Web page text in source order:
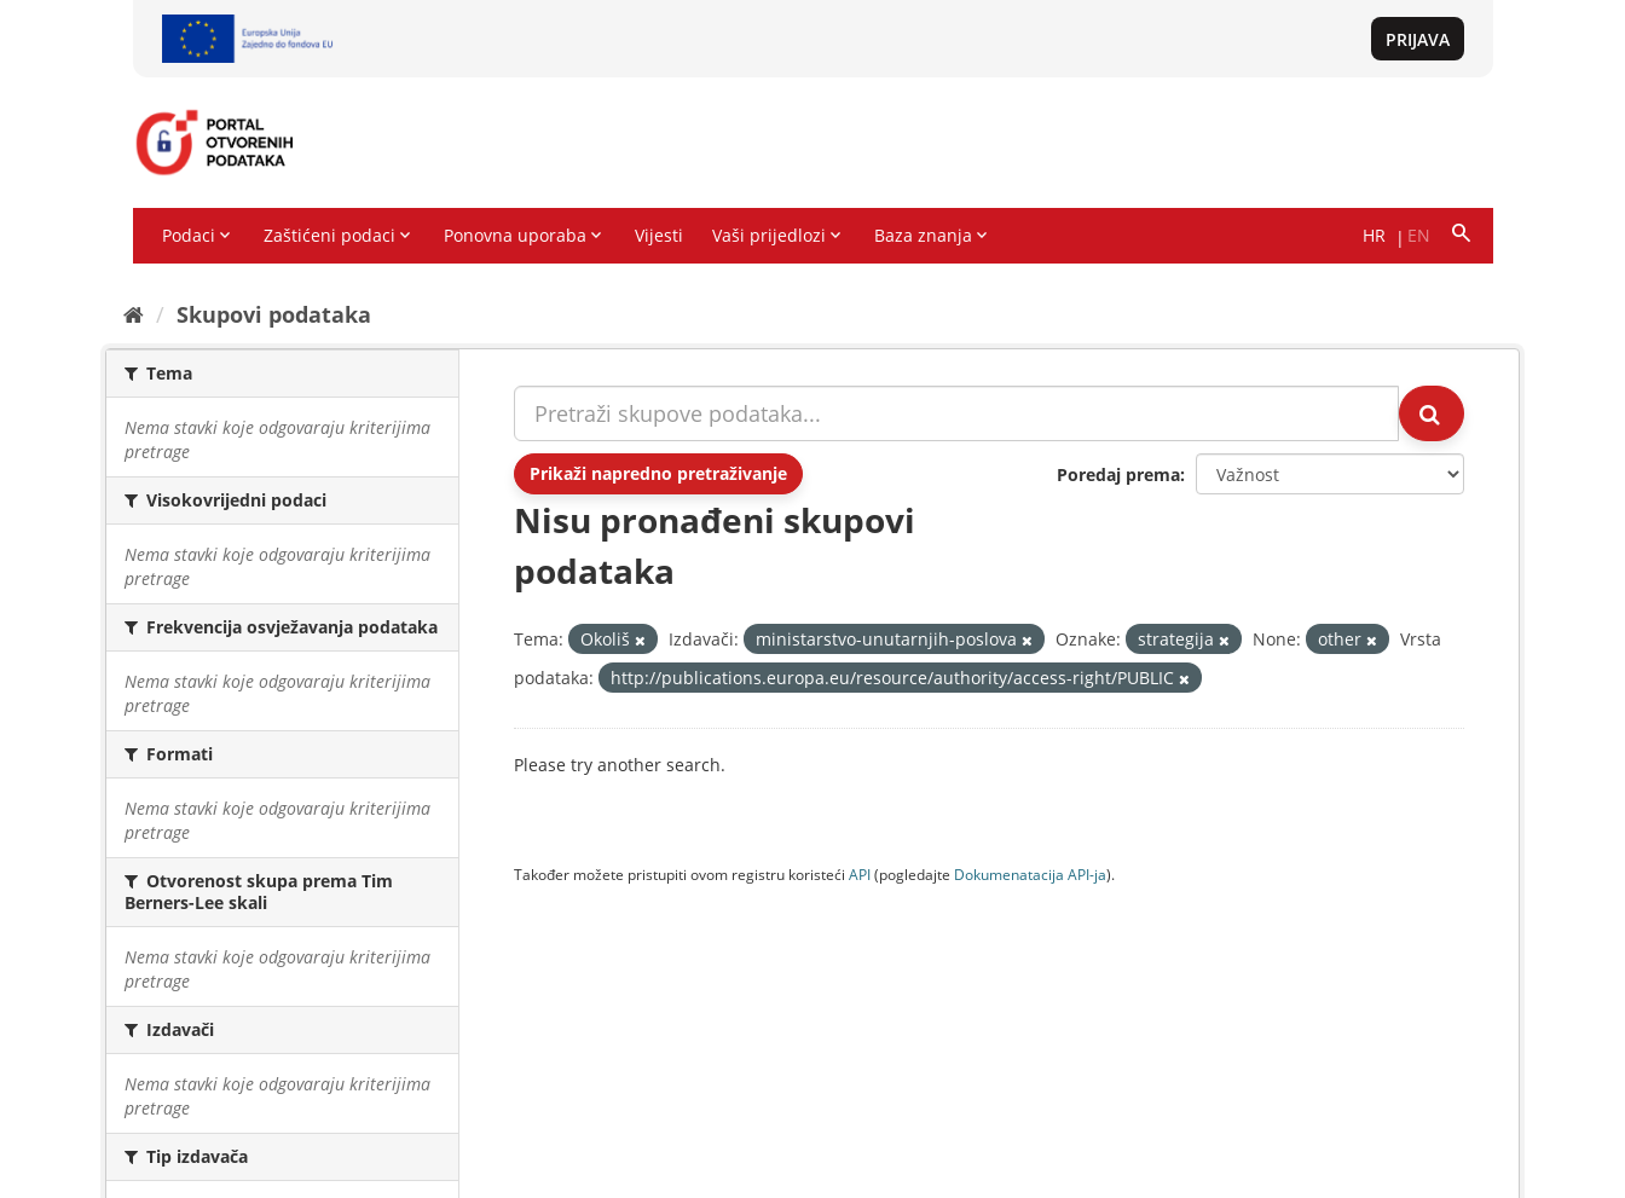
Skupovi podаtаkа
Tema
Nema stavki koje odgovaraju kriterijima
pretrage
Visokovrijedni podaci
Nema stavki koje odgovaraju kriterijima
pretrage
Frekvencija osvježavanja podataka
Nema stavki koje odgovaraju kriterijima
pretrage
Formati
Nema stavki koje odgovaraju kriterijima
pretrage
Otvorenost skupa prema Tim
Berners-Lee skali
Nema stavki koje odgovaraju kriterijima
pretrage
Izdavači
Nema stavki koje odgovaraju kriterijima
pretrage
Tip izdavača
Prikaži napredno pretraživanje Poredaj prema
Nisu pronađeni skupovi
podataka
Tema: Okoliš Izdavači: ministarstvo-unutarnjih-poslova Oznake: strategija None: other
Vrsta
podataka:
http://publications.europa.eu/resource/authority/access-right/PUBLIC
Please try another search.
Također možete pristupiti ovom registru koristeći API(pogledajte Dokumenаtаcijа API-jа).